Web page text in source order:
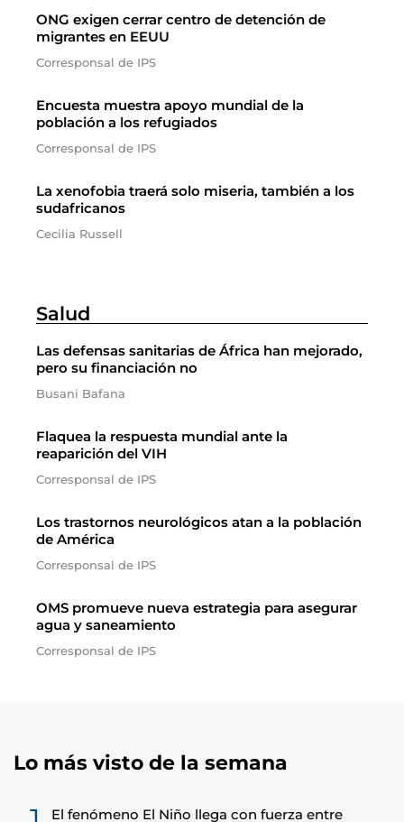
ONG exigen cerrar centro de detención de
migrantes en EEUU
Corresponsal de IPS
Encuesta muestra apoyo mundial de la
población a los refugiados
Corresponsal de IPS
La xenofobia traerá solo miseria, también a los
sudafricanos
Cecilia Russell
Salud
Las defensas sanitarias de África han mejorado,
pero su financiación no
Busani Bafana
Flaquea la respuesta mundial ante la
reaparición del VIH
Corresponsal de IPS
Los trastornos neurológicos atan a la población
de América
Corresponsal de IPS
OMS promueve nueva estrategia para asegurar
agua y saneamiento
Corresponsal de IPS
Lo más visto de la semana
El fenómeno El Niño llega con fuerza entre